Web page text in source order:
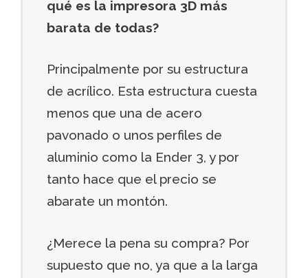
qué es la impresora 3D más
barata de todas?
Principalmente por su estructura
de acrílico. Esta estructura cuesta
menos que una de acero
pavonado o unos perfiles de
aluminio como la Ender 3, y por
tanto hace que el precio se
abarate un montón.
¿Merece la pena su compra? Por
supuesto que no, ya que a la larga